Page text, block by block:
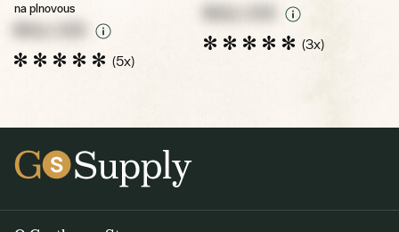
na plnovous
(5x)
(3x)